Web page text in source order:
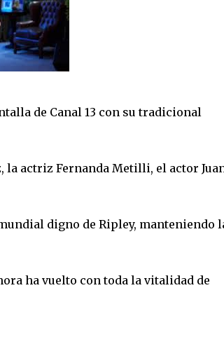
de Canal 13 con su tradicional
actriz Fernanda Metilli, el actor
digno de Ripley, manteniendo
ha vuelto con toda la vitalidad de